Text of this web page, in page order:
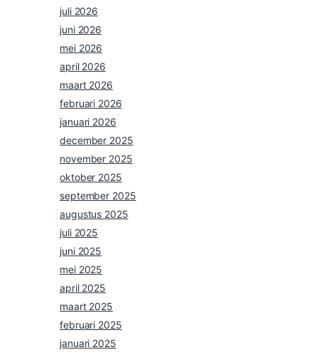
juli 2026
juni 2026
mei 2026
april 2026
maart 2026
februari 2026
januari 2026
december 2025
november 2025
oktober 2025
september 2025
augustus 2025
juli 2025
juni 2025
mei 2025
april 2025
maart 2025
februari 2025
januari 2025